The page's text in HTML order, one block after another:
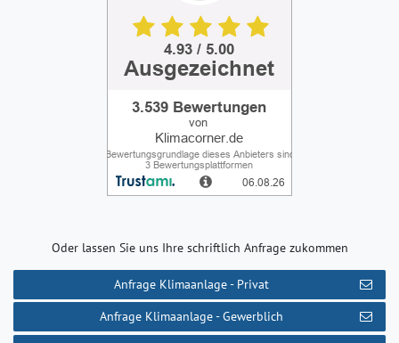
Oder lassen Sie uns Ihre schriftlich Anfrage zukommen
Anfrage Klimaanlage - Privat
Anfrage Klimaanlage - Gewerblich